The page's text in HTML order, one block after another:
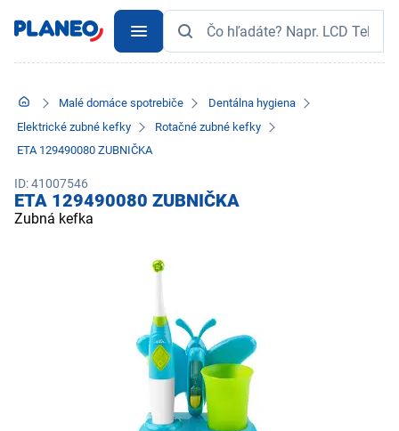
Malé domáce spotrebiče
Dentálna hygiena
Elektrické zubné kefky
Rotačné zubné kefky
ETA 129490080 ZUBNIČKA
ID: 41007546
ETA 129490080 ZUBNIČKA
Zubná kefka